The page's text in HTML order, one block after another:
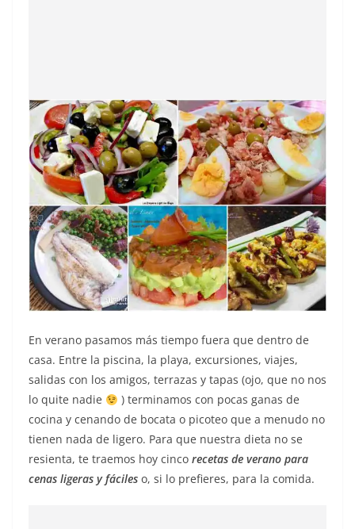
En verano pasamos más tiempo fuera que dentro de
casa. Entre la piscina, la playa, excursiones, viajes,
salidas con los amigos, terrazas y tapas (ojo, que no nos
lo quite nadie
) terminamos con pocas ganas de
cocina y cenando de bocata o picoteo que a menudo no
tienen nada de ligero. Para que nuestra dieta no se
resienta, te traemos hoy cinco recetas de verano para
cenas ligeras y fáciles o, si lo prefieres, para la comida.